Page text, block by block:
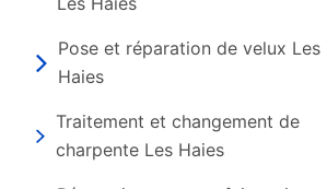
Pose et réparation de velux Les
Haies
Traitement et changement de
charpente Les Haies